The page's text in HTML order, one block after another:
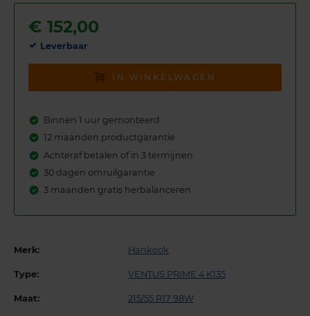
€ 152,00
Leverbaar
IN WINKELWAGEN
Binnen 1 uur gemonteerd
12 maanden productgarantie
Achteraf betalen of in 3 termijnen
30 dagen omruilgarantie
3 maanden gratis herbalanceren
Merk: Hankook
Type: VENTUS PRIME 4 K135
Maat: 215/55 R17 98W